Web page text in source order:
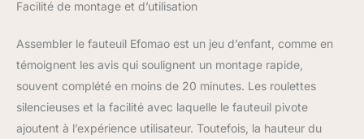
base à cinq branches,
roulettes fluides pour se
déplacer facilement
table de travail ou du
poste informatique.
Facilité de montage et d’utilisation
Assembler le fauteuil Efomao est un jeu d’enfant, comme en
témoignent les avis qui soulignent un montage rapide,
souvent complété en moins de 20 minutes. Les roulettes
silencieuses et la facilité avec laquelle le fauteuil pivote
ajoutent à l’expérience utilisateur. Toutefois, la hauteur du